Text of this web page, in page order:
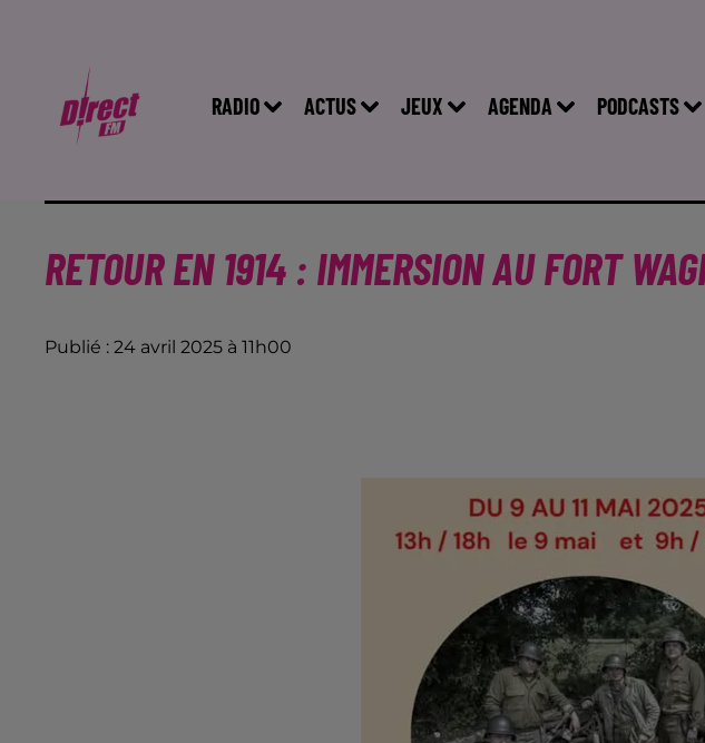
RADIO ACTUS JEUX AGENDA PODCASTS
RETOUR EN 1914 : IMMERSION AU FORT
Publié : 24 avril 2025 à 11h00